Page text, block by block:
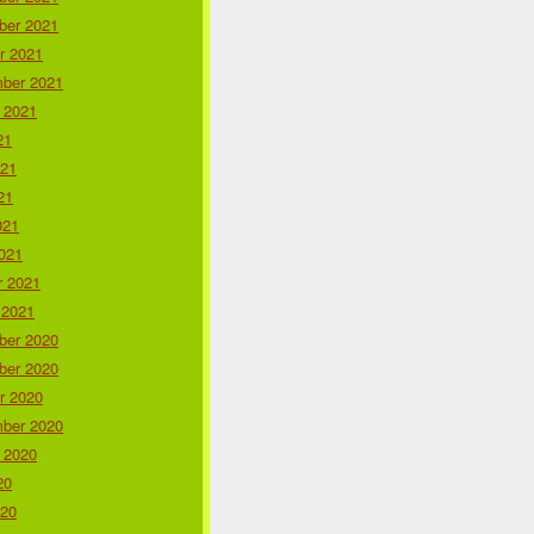
2021
2021
2021
2021
2020
2020
2020
2020